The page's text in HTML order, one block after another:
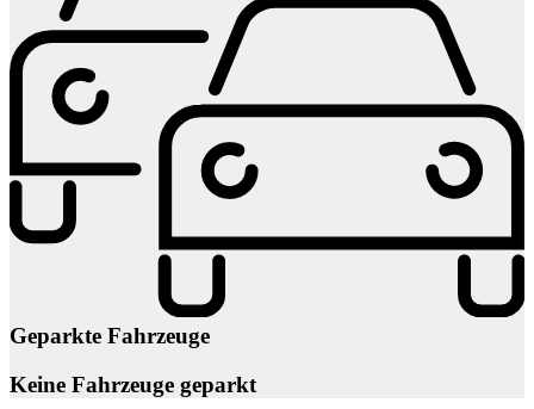
Geparkte Fahrzeuge
Keine Fahrzeuge geparkt